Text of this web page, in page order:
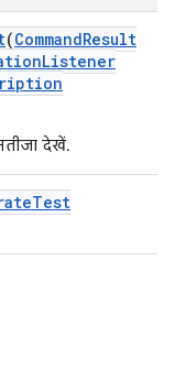
(CommandResult
Listener
देखें.
Test